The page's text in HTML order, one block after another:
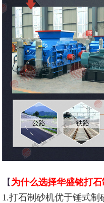
【 为什么选择华盛铭打
1.打石制砂机优于锤式制